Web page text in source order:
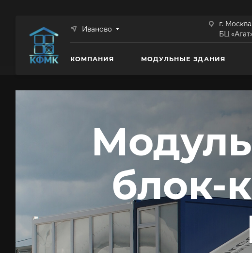
Иваново
г.
БЦ
КОМПАНИЯ МОДУЛЬНЫЕ ЗДАНИЯ
блок-